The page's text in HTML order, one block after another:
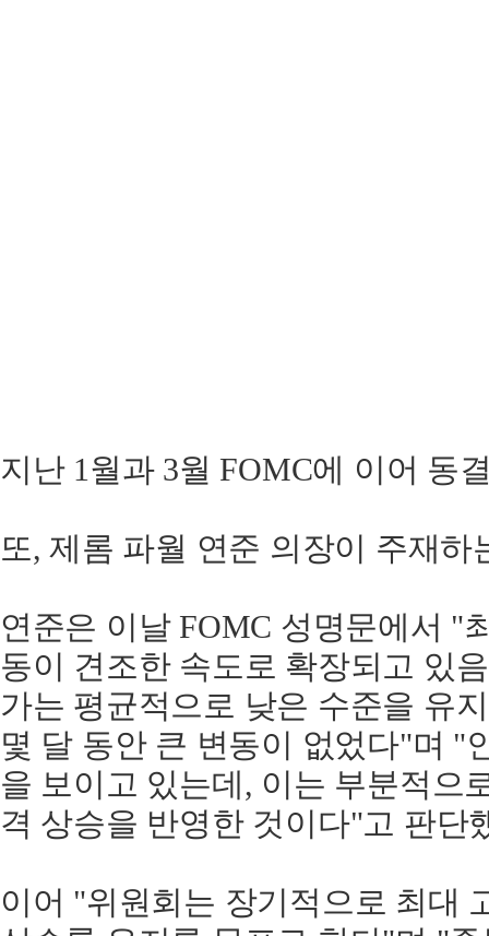
지난 1월과 3월 FOMC에 이어 동
또, 제롬 파월 연준 의장이 주재하
연준은 이날 FOMC 성명문에서 "
동이 견조한 속도로 확장되고 있
가는 평균적으로 낮은 수준을 유
몇 달 동안 큰 변동이 없었다"며 "
을 보이고 있는데, 이는 부분적으
격 상승을 반영한 것이다"고 판단
이어 "위원회는 장기적으로 최대